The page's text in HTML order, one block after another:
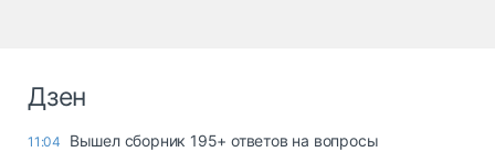
Дзен
11:04
Вышел сборник 195+ ответов на вопросы